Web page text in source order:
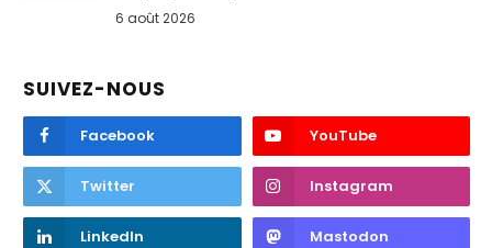
6 août 2026
SUIVEZ-NOUS
Facebook YouTube
Twitter Instagram
LinkedIn Mastodon